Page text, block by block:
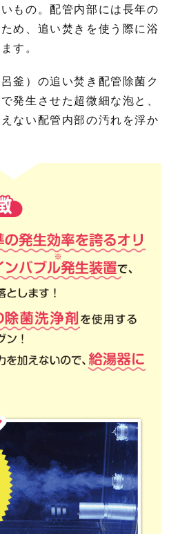
もの。配管内部には長年の
め、追い焚きを使う際に浴
す。
釜）の追い焚き配管除菌ク
発生させた超微細な泡と、
ない配管内部の汚れを浮か